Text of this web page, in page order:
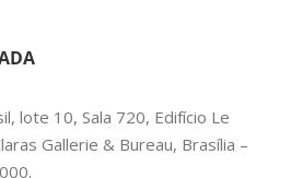
lote 10, Sala 720, Edifício Le
Gallerie & Bureau, Brasília –